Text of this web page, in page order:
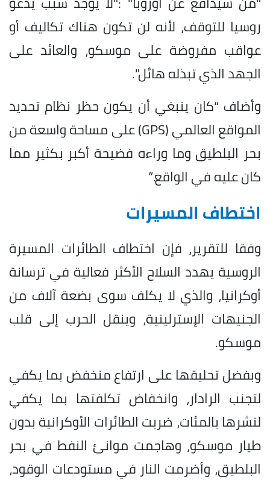
روسيا للتوقف، لأنه لن تكون هناك تكاليف أو
عواقب مفروضة على موسكو، والعائد على
الجهد الذي تبذله هائل".
وأضاف “كان ينبغي أن يكون حظر نظام تحديد
المواقع العالمي (GPS) على مساحة واسعة من
بحر البلطيق وما وراءه فضيحة أكبر بكثير مما
كان عليه في الواقع.”
اختطاف المسيرات
وفقا للتقرير، فإن اختطاف الطائرات المسيرة
الروسية يهدد السلاح الأكثر فعالية في ترسانة
أوكرانيا، والذي لا يكلف سوى بضعة آلاف من
الجنيهات الإسترلينية، وينقل الحرب إلى قلب
موسكو.
وبفضل تحليقها على ارتفاع منخفض بما يكفي
لتجنب الرادار، وانخفاض تكلفتها بما يكفي
لنشرها بالمئات، ضربت الطائرات الأوكرانية بدون
طيار موسكو، وهاجمت موانئ النفط في بحر
البلطيق، وأضرمت النار في مستودعات الوقود،